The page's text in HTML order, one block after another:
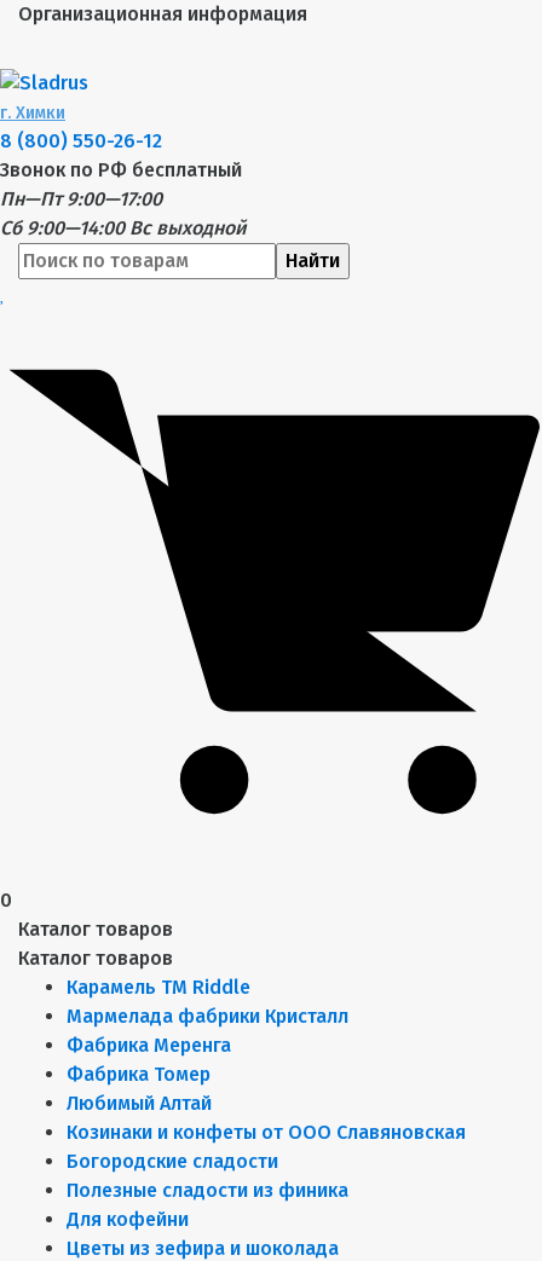
Организационная информация
г. Химки
8 (800) 550-26-12
Звонок по РФ бесплатный
Пн—Пт 9:00—17:00
Сб 9:00—14:00 Вс выходной
Найти
0
Каталог товаров
Каталог товаров
Карамель ТМ Riddle
Мармелада фабрики Кристалл
Фабрика Меренга
Фабрика Томер
Любимый Алтай
Козинаки и конфеты от ООО Славяновская
Богородские сладости
Полезные сладости из финика
Для кофейни
Цветы из зефира и шоколада